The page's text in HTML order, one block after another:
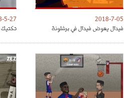
2018-7-05
فيدال يعوض فيدال في برشلونة
5-27